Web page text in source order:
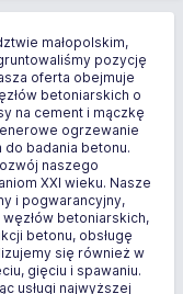
małopolskim,
pozycję
oferta obejmuje
betoniarskich o
na cement i mączkę
ogrzewanie
badania betonu.
naszego
XXI wieku. Nasze
i pogwarancyjny,
betoniarskich,
betonu, obsługę
się również w
gięciu i spawaniu.
usługi najwyższej